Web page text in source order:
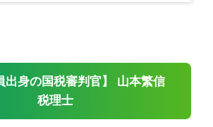
出身の国税審判官】 山本繁信
税理士